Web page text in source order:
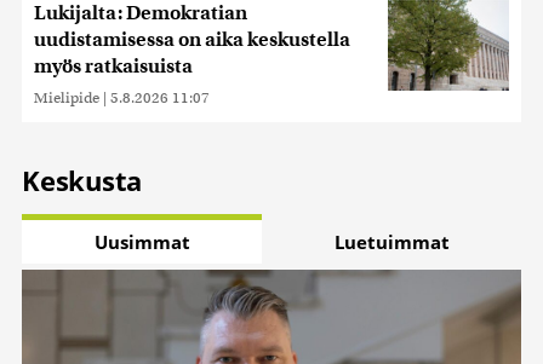
Lukijalta: Demokratian
uudistamisessa on aika keskustella
myös ratkaisuista
Mielipide | 5.8.2026 11:07
Keskusta
Uusimmat Luetuimmat